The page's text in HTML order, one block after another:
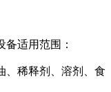
适用范围：
、稀释剂、溶剂、食